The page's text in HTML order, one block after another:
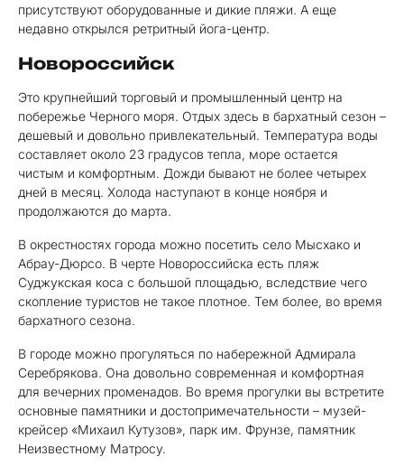
присутствуют оборудованные и дикие пляжи. А еще
недавно открылся ретритный йога-центр.
Новороссийск
Это крупнейший торговый и промышленный центр на
побережье Черного моря. Отдых здесь в бархатный сезон –
дешевый и довольно привлекательный. Температура воды
составляет около 23 градусов тепла, море остается
чистым и комфортным. Дожди бывают не более четырех
дней в месяц. Холода наступают в конце ноября и
продолжаются до марта.
В окрестностях города можно посетить село Мысхако и
Абрау-Дюрсо. В черте Новороссийска есть пляж
Суджукская коса с большой площадью, вследствие чего
скопление туристов не такое плотное. Тем более, во время
бархатного сезона.
В городе можно прогуляться по набережной Адмирала
Серебрякова. Она довольно современная и комфортная
для вечерних променадов. Во время прогулки вы встретите
основные памятники и достопримечательности – музей-
крейсер «Михаил Кутузов», парк им. Фрунзе, памятник
Неизвестному Матросу.